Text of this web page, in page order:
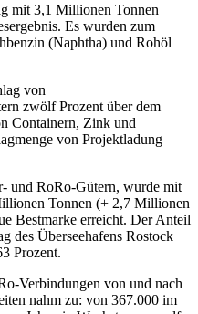
mit 3,1 Millionen Tonnen
Es wurden zum
(Naphtha) und Rohöl
von
zwölf Prozent über dem
Containern, Zink und
von Projektladung
und RoRo-Gütern, wurde mit
Tonnen (+ 2,7 Millionen
Bestmarke erreicht. Der Anteil
des Überseehafens Rostock
Prozent.
Verbindungen von und nach
nahm zu: von 367.000 im